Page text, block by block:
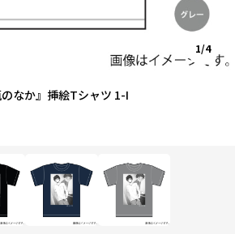
のなか』挿絵Tシャツ 1-I
1/4